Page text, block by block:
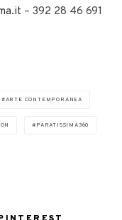
– 392 28 46 691
ARTE CONTEMPORANEA
PARATISSIMA360